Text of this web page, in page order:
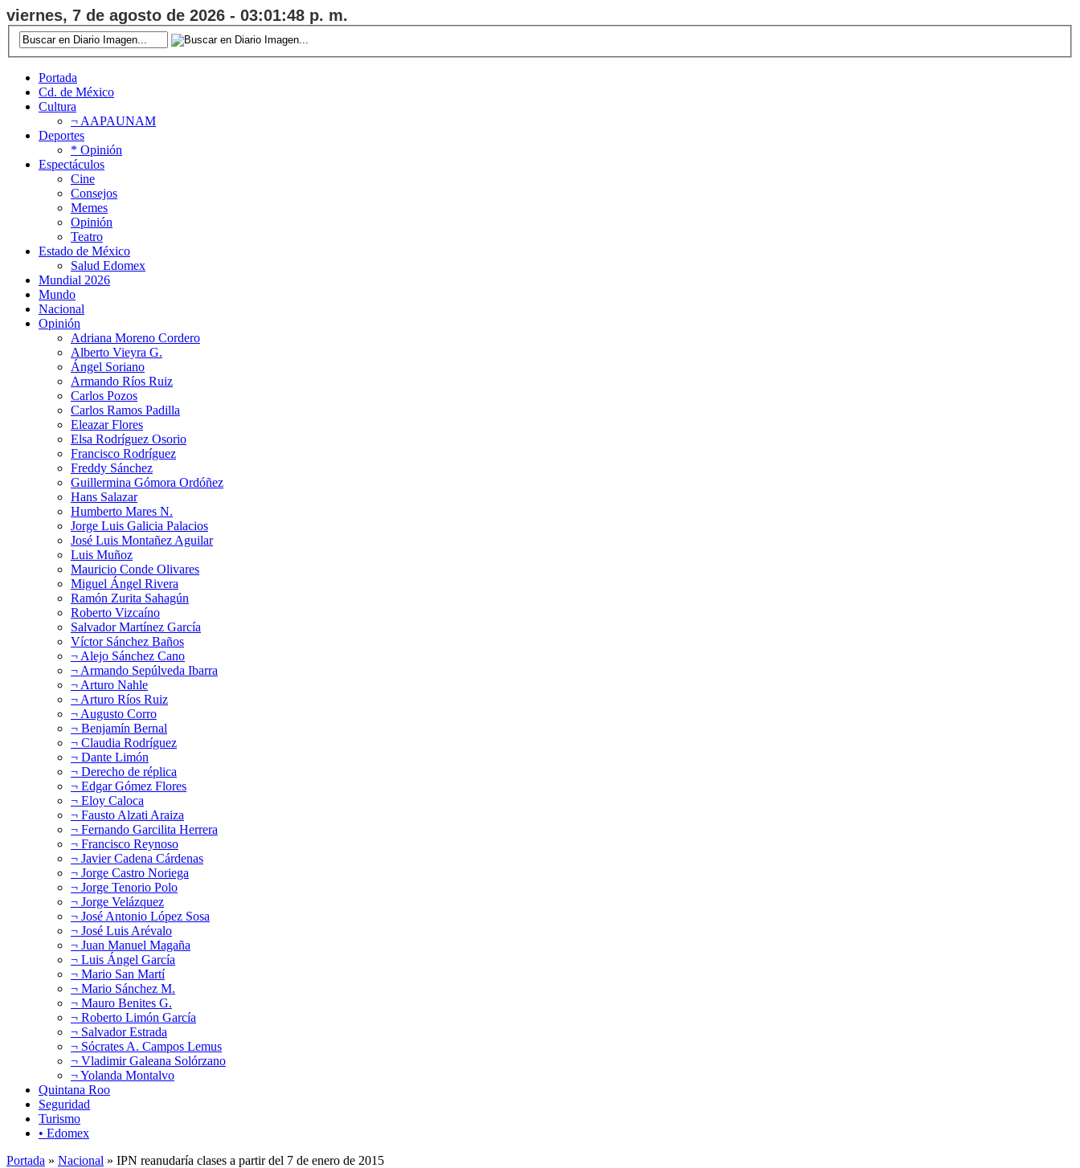
viernes, 7 de agosto de 2026 - 03:01:49 p. m.
Portada
Cd. de México
Cultura
¬ AAPAUNAM
Deportes
* Opinión
Espectáculos
Cine
Consejos
Memes
Opinión
Teatro
Estado de México
Salud Edomex
Mundial 2026
Mundo
Nacional
Opinión
Adriana Moreno Cordero
Alberto Vieyra G.
Ángel Soriano
Armando Ríos Ruiz
Carlos Pozos
Carlos Ramos Padilla
Eleazar Flores
Elsa Rodríguez Osorio
Francisco Rodríguez
Freddy Sánchez
Guillermina Gómora Ordóñez
Hans Salazar
Humberto Mares N.
Jorge Luis Galicia Palacios
José Luis Montañez Aguilar
Luis Muñoz
Mauricio Conde Olivares
Miguel Ángel Rivera
Ramón Zurita Sahagún
Roberto Vizcaíno
Salvador Martínez García
Víctor Sánchez Baños
¬ Alejo Sánchez Cano
¬ Armando Sepúlveda Ibarra
¬ Arturo Nahle
¬ Arturo Ríos Ruiz
¬ Augusto Corro
¬ Benjamín Bernal
¬ Claudia Rodríguez
¬ Dante Limón
¬ Derecho de réplica
¬ Edgar Gómez Flores
¬ Eloy Caloca
¬ Fausto Alzati Araiza
¬ Fernando Garcilita Herrera
¬ Francisco Reynoso
¬ Javier Cadena Cárdenas
¬ Jorge Castro Noriega
¬ Jorge Tenorio Polo
¬ Jorge Velázquez
¬ José Antonio López Sosa
¬ José Luis Arévalo
¬ Juan Manuel Magaña
¬ Luis Ángel García
¬ Mario San Martí
¬ Mario Sánchez M.
¬ Mauro Benites G.
¬ Roberto Limón García
¬ Salvador Estrada
¬ Sócrates A. Campos Lemus
¬ Vladimir Galeana Solórzano
¬ Yolanda Montalvo
Quintana Roo
Seguridad
Turismo
• Edomex
Portada » Nacional » IPN reanudaría clases a partir del 7 de enero de 2015